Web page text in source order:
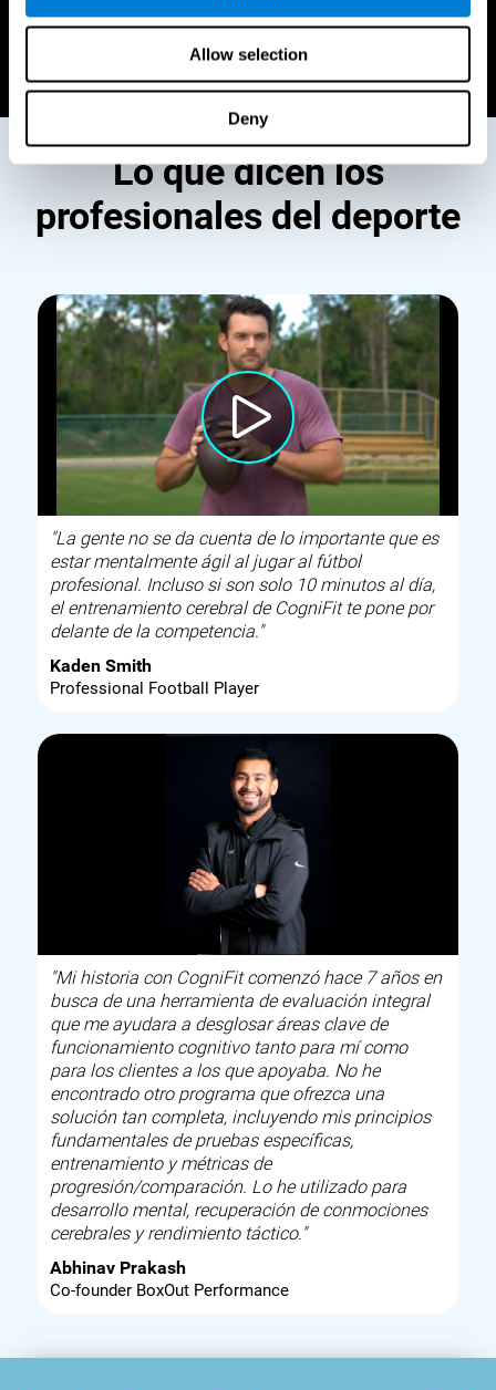
Allow selection
Deny
Comienza ahora
Lo que dicen los
profesionales del deporte
"La gente no se da cuenta de lo importante que es
estar mentalmente ágil al jugar al fútbol
profesional. Incluso si son solo 10 minutos al día,
el entrenamiento cerebral de CogniFit te pone por
delante de la competencia."
Kaden Smith
Professional Football Player
"Mi historia con CogniFit comenzó hace 7 años en
busca de una herramienta de evaluación integral
que me ayudara a desglosar áreas clave de
funcionamiento cognitivo tanto para mí como
para los clientes a los que apoyaba. No he
encontrado otro programa que ofrezca una
solución tan completa, incluyendo mis principios
fundamentales de pruebas específicas,
entrenamiento y métricas de
progresión/comparación. Lo he utilizado para
desarrollo mental, recuperación de conmociones
cerebrales y rendimiento táctico."
Abhinav Prakash
Co-founder BoxOut Performance